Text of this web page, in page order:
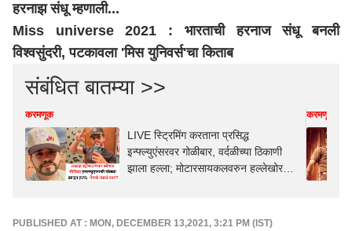
हरनाझ संधू म्हणाली...
Miss universe 2021 : भारताची हरनाज संधू बनली
विश्वसुंदरी, पटकावला 'मिस युनिवर्स'चा किताब
संबंधित बातम्या >>
करमणूक
LIVE स्ट्रिमिंग करताना प्रसिद्ध
इन्फ्ल्युएंसरवर गोळीबार, वर्दळीच्या ठिकाणी
झाला हल्ला; मोटारसायकलवरुन हल्लेखोर
करमणूक
PUBLISHED AT : MON, DECEMBER 13,2021, 3:21 PM (IST)